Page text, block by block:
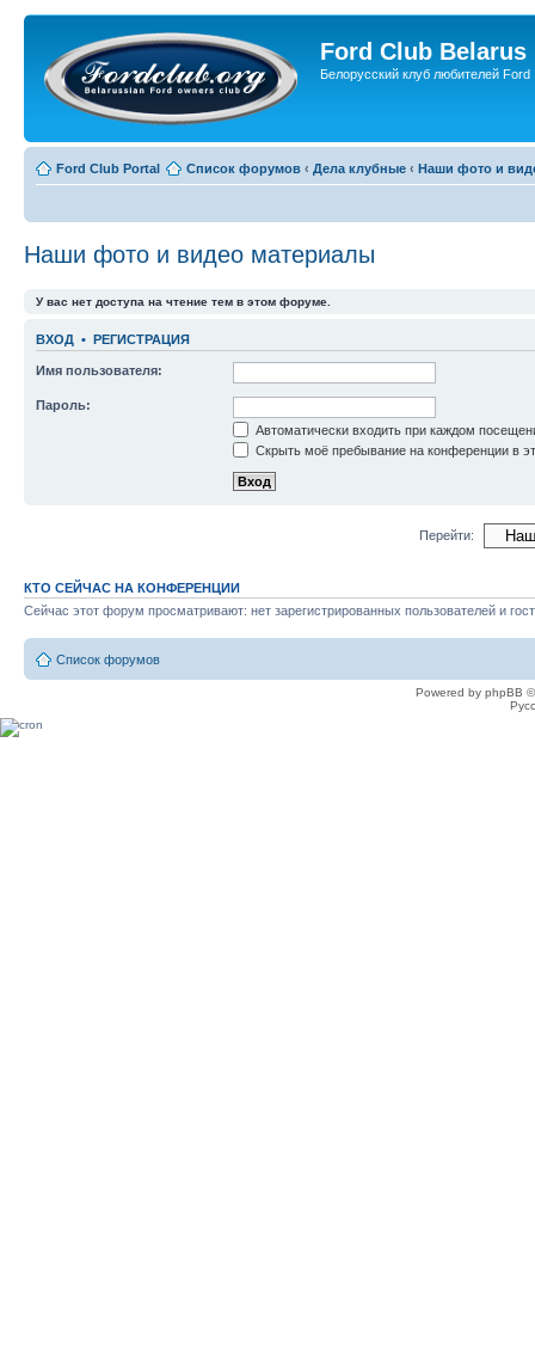
Ford Club Belarus
Белорусский клуб любителей Ford
Ford Club Portal Список форумов ‹ Дела клубные ‹ Наши фото и
Наши фото и видео материалы
У вас нет доступа на чтение тем в этом форуме.
ВХОД • РЕГИСТРАЦИЯ
Имя пользователя:
Пароль:
Автоматически входить при каждом
Скрыть моё пребывание на конференции в
Перейти:
КТО СЕЙЧАС НА КОНФЕРЕНЦИИ
Сейчас этот форум просматривают: нет зарегистрированных пользователей и
Список форумов
Powered by phpBB